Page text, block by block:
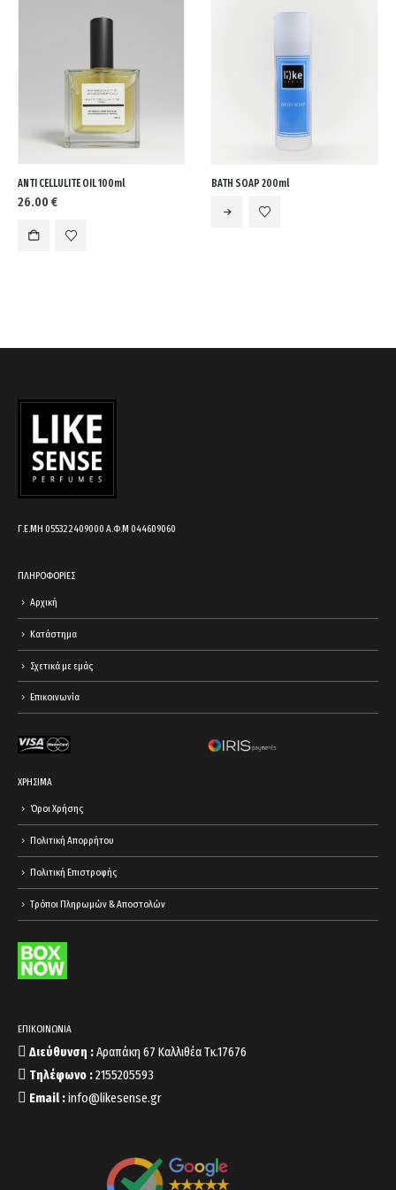
ANTI CELLULITE OIL 100ml
26.00 €
BATH SOAP 200ml
Γ.Ε.ΜΗ 055322409000 Α.Φ.Μ 044609060
ΠΛΗΡΟΦΟΡΙΕΣ
Αρχική
Κατάστημα
Σχετικά με εμάς
Επικοινωνία
ΧΡΗΣΙΜΑ
Όροι Χρήσης
Πολιτική Απορρήτου
Πολιτική Επιστροφής
Τρόποι Πληρωμών & Αποστολών
ΕΠΙΚΟΙΝΩΝΙΑ
Διεύθυνση :Αραπάκη 67 Καλλιθέα Τκ.17676
Τηλέφωνο :2155205593
Email :info@likesense.gr